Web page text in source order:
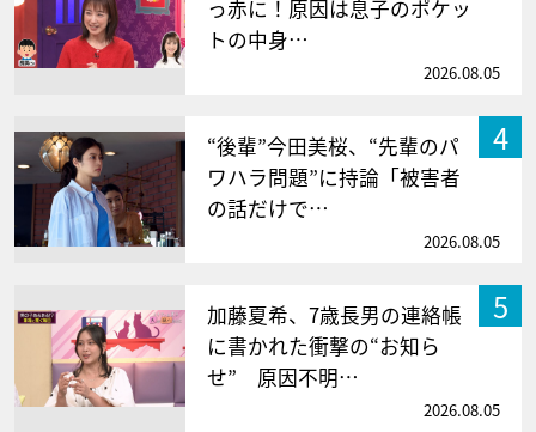
っ赤に！原因は息子のポケッ
トの中身…
2026.08.05
4
“後輩”今田美桜、“先輩のパ
ワハラ問題”に持論「被害者
の話だけで…
2026.08.05
5
加藤夏希、7歳長男の連絡帳
に書かれた衝撃の“お知ら
せ” 原因不明…
2026.08.05